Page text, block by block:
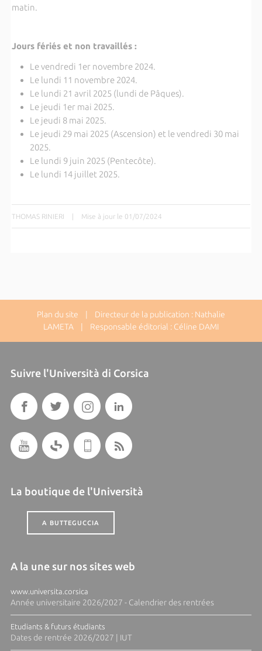
matin.
Jours fériés et non travaillés :
Le vendredi 1er novembre 2024.
Le lundi 11 novembre 2024.
Le lundi 21 avril 2025 (lundi de Pâques).
Le jeudi 1er mai 2025.
Le jeudi 8 mai 2025.
Le jeudi 29 mai 2025 (Ascension) et le vendredi 30 mai
2025.
Le lundi 9 juin 2025 (Pentecôte).
Le lundi 14 juillet 2025.
THOMAS RINIERI | Mise à jour le 01/07/2024
Plan du site | Directeur de la publication : Nathalie
LAMETA | Responsable éditorial : Céline DAMI
Suivre l'Università di Corsica
La boutique de l'Università
A BUTTEGUCCIA
A la une sur nos sites web
www.universita.corsica
Année universitaire 2026/2027 - Calendrier des rentrées
Etudiants & futurs étudiants
Dates de rentrée 2026/2027 | IUT